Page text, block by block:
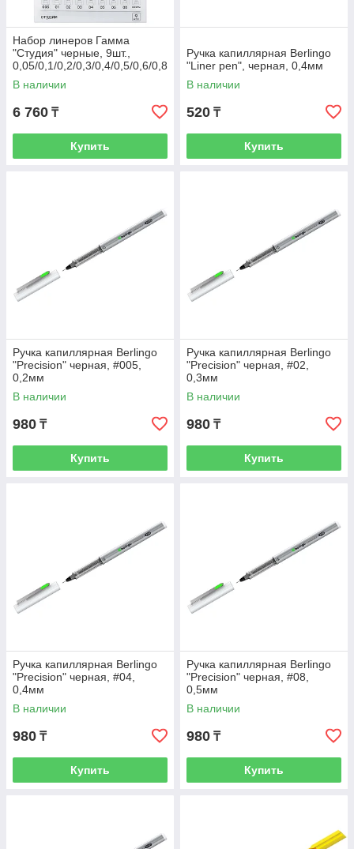
Набор линеров Гамма
"Студия" черные, 9шт.,
0,05/0,1/0,2/0,3/0,4/0,5/0,6/0,8
/1,0мм
В наличии
6 760 ₸
Купить
Ручка капиллярная Berlingo
"Liner pen", черная, 0,4мм
В наличии
520 ₸
Купить
Ручка капиллярная Berlingo
"Precision" черная, #005,
0,2мм
В наличии
980 ₸
Купить
Ручка капиллярная Berlingo
"Precision" черная, #02,
0,3мм
В наличии
980 ₸
Купить
Ручка капиллярная Berlingo
"Precision" черная, #04,
0,4мм
В наличии
980 ₸
Купить
Ручка капиллярная Berlingo
"Precision" черная, #08,
0,5мм
В наличии
980 ₸
Купить